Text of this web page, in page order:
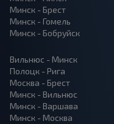
Минск - Брест
Минск - Гомель
Минск - Бобруйск
Вильнюс - Минск
Полоцк - Рига
Москва - Брест
Минск - Вильнюс
Минск - Варшава
Минск - Москва